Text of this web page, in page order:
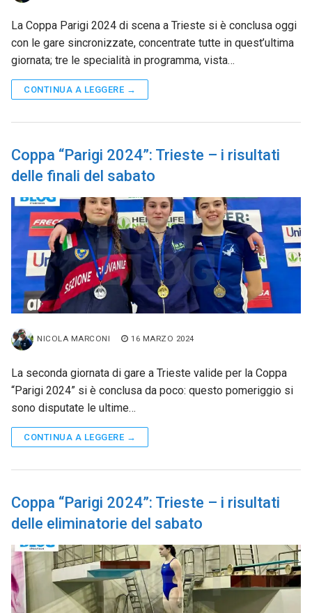
La Coppa Parigi 2024 di scena a Trieste si è conclusa oggi
con le gare sincronizzate, concentrate tutte in quest’ultima
giornata; tre le specialità in programma, vista…
CONTINUA A LEGGERE →
Coppa “Parigi 2024”: Trieste – i risultati
delle finali del sabato
NICOLA MARCONI 16 MARZO 2024
La seconda giornata di gare a Trieste valide per la Coppa
“Parigi 2024” si è conclusa da poco: questo pomeriggio si
sono disputate le ultime…
CONTINUA A LEGGERE →
Coppa “Parigi 2024”: Trieste – i risultati
delle eliminatorie del sabato